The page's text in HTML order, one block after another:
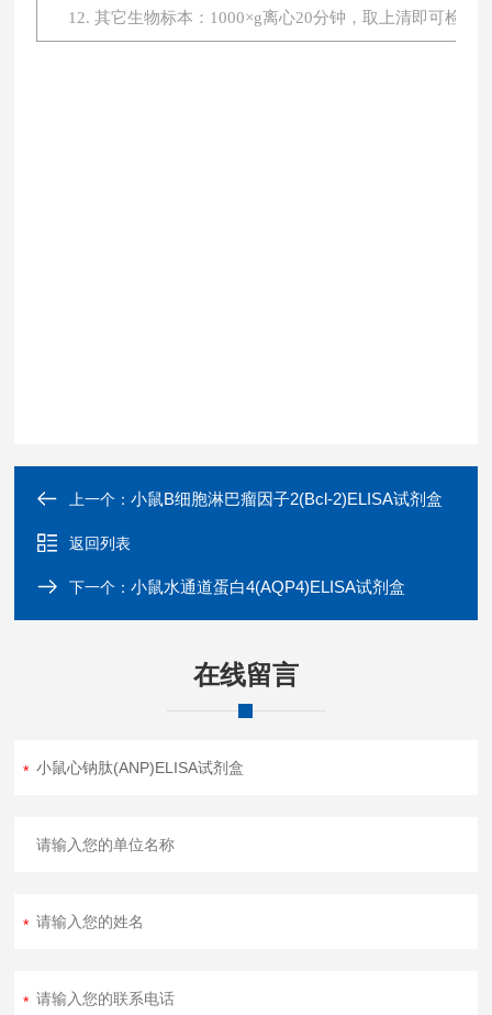
12. 其它生物标本：1000×g离心20分钟，取上清即可检测
上一个：小鼠B细胞淋巴瘤因子2(Bcl-2)ELISA试剂盒
返回列表
下一个：小鼠水通道蛋白4(AQP4)ELISA试剂盒
在线留言